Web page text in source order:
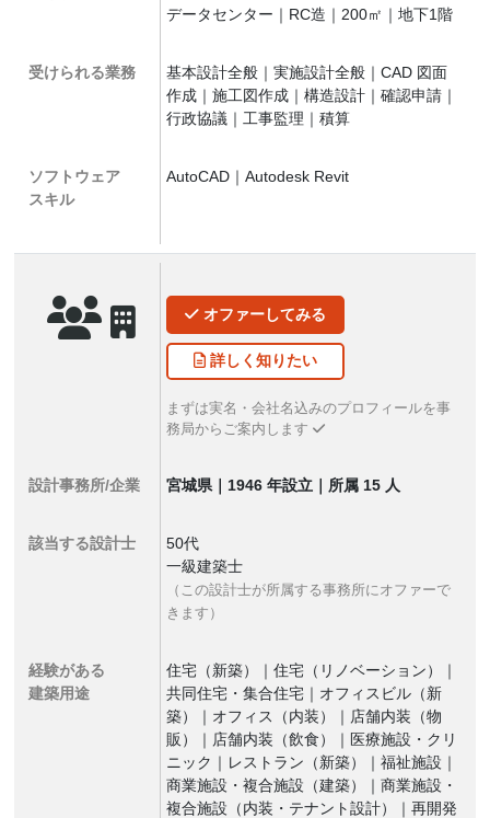
データセンター｜RC造｜200㎡｜地下1階
受けられる業務
基本設計全般｜実施設計全般｜CAD 図面
作成｜施工図作成｜構造設計｜確認申請｜
行政協議｜工事監理｜積算
ソフトウェア
スキル
AutoCAD｜Autodesk Revit
オファーしてみる
詳しく知りたい
まずは実名・会社名込みのプロフィールを事
務局からご案内します
設計事務所/企業 宮城県｜1946 年設立｜所属 15 人
該当する設計士
50代
一級建築士
（この設計士が所属する事務所にオファーで
きます）
経験がある
建築用途
住宅（新築）｜住宅（リノベーション）｜
共同住宅・集合住宅｜オフィスビル（新
築）｜オフィス（内装）｜店舗内装（物
販）｜店舗内装（飲食）｜医療施設・クリ
ニック｜レストラン（新築）｜福祉施設｜
商業施設・複合施設（建築）｜商業施設・
複合施設（内装・テナント設計）｜再開発